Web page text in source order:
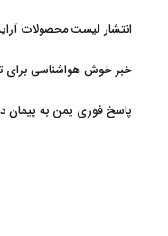
انتشار لیست محصولات
خبر خوش هواشناسی برای
پاسخ فوری یمن به پیمان